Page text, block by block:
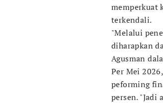
memperkuat
terkendali.
"Melalui
diharapkan
Agusman
Per Mei
peforming
persen. "Jadi